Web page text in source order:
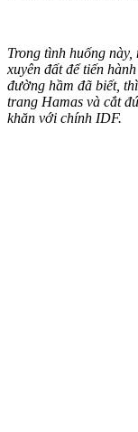
Trong tình huống
xuyên đất để tiến
đường hầm đã biết,
trang Hamas và cắt
khăn với chính IDF.